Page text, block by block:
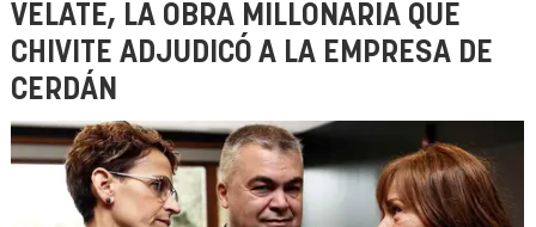
VELATE, LA OBRA MILLONARIA QUE
CHIVITE ADJUDICÓ A LA EMPRESA DE
CERDÁN